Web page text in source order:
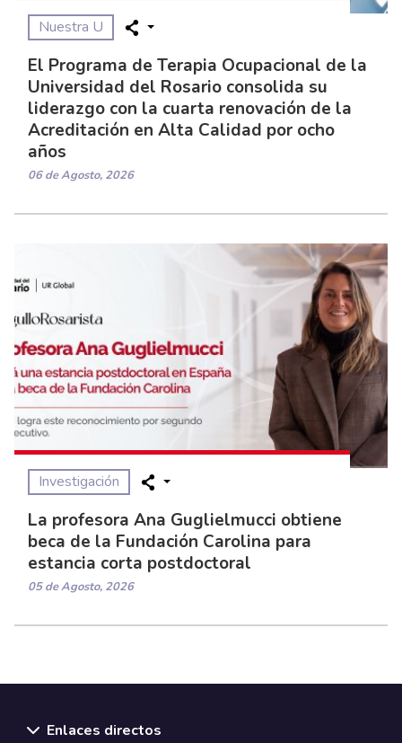
Nuestra U
El Programa de Terapia Ocupacional de la
Universidad del Rosario consolida su
liderazgo con la cuarta renovación de la
Acreditación en Alta Calidad por ocho
años
06 de Agosto, 2026
Investigación
La profesora Ana Guglielmucci obtiene
beca de la Fundación Carolina para
estancia corta postdoctoral
05 de Agosto, 2026
Enlaces directos